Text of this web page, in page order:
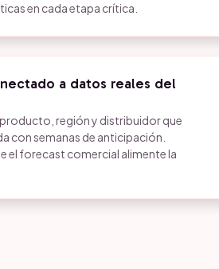
en cada etapa crítica.
a datos reales del
región y distribuidor que
con semanas de anticipación.
el forecast comercial alimente la